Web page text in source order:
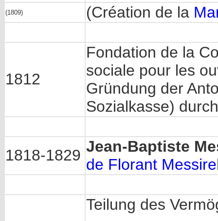
(1809) (Création de la
1812
Fondation de la
sociale pour les
Gründung der
Sozialkasse)
1818-1829 Jean-Baptiste
de Florant Messire
Teilung des